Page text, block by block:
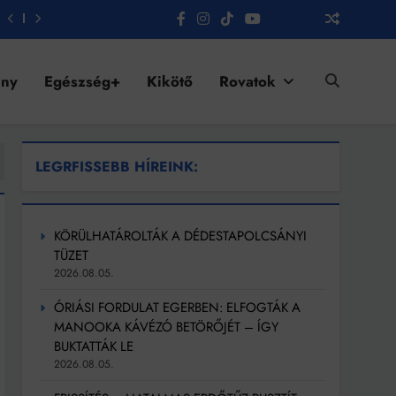
Egészség+ Kikötő Rovatok
LEGRFISSEBB HÍREINK:
KÖRÜLHATÁROLTÁK A DÉDESTAPOLCSÁNYI
TÜZET
2026.08.05.
ÓRIÁSI FORDULAT EGERBEN: ELFOGTÁK A
MANOOKA KÁVÉZÓ BETÖRŐJÉT – ÍGY
BUKTATTÁK LE
2026.08.05.